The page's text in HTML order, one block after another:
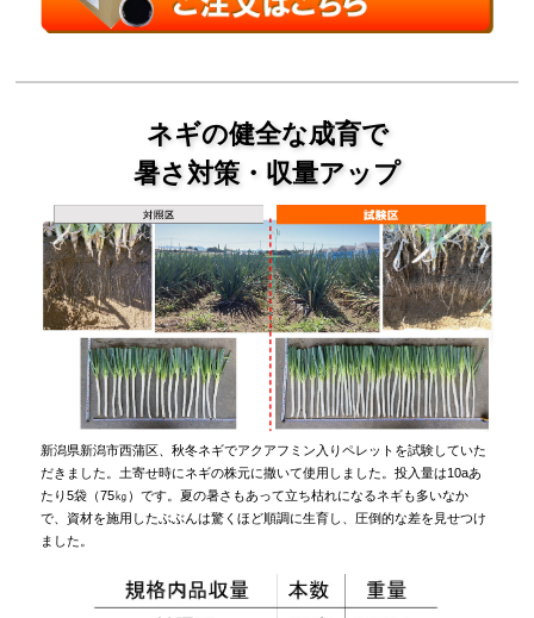
ネギの健全な成育で
暑さ対策・収量アップ
新潟県新潟市西蒲区、秋冬ネギでアクアフミン入りペレットを試験していた
だきました。土寄せ時にネギの株元に撒いて使用しました。投入量は10aあ
たり5袋（75㎏）です。夏の暑さもあって立ち枯れになるネギも多いなか
で、資材を施用したぶぶんは驚くほど順調に生育し、圧倒的な差を見せつけ
ました。